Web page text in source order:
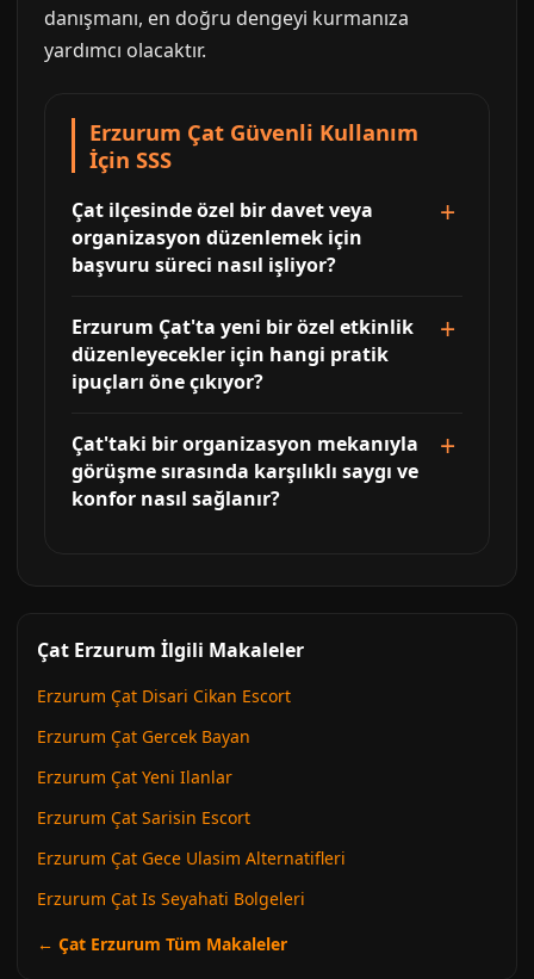
danışmanı, en doğru dengeyi kurmanıza
yardımcı olacaktır.
Erzurum Çat Güvenli Kullanım
İçin SSS
Çat ilçesinde özel bir davet veya
organizasyon düzenlemek için
başvuru süreci nasıl işliyor?
Erzurum Çat'ta yeni bir özel etkinlik
düzenleyecekler için hangi pratik
ipuçları öne çıkıyor?
Çat'taki bir organizasyon mekanıyla
görüşme sırasında karşılıklı saygı ve
konfor nasıl sağlanır?
Çat Erzurum İlgili Makaleler
Erzurum Çat Disari Cikan Escort
Erzurum Çat Gercek Bayan
Erzurum Çat Yeni Ilanlar
Erzurum Çat Sarisin Escort
Erzurum Çat Gece Ulasim Alternatifleri
Erzurum Çat Is Seyahati Bolgeleri
← Çat Erzurum Tüm Makaleler